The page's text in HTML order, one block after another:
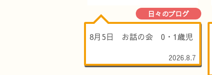
日々のブログ
8月5日 お話の会 0・1歳児
2026.8.7